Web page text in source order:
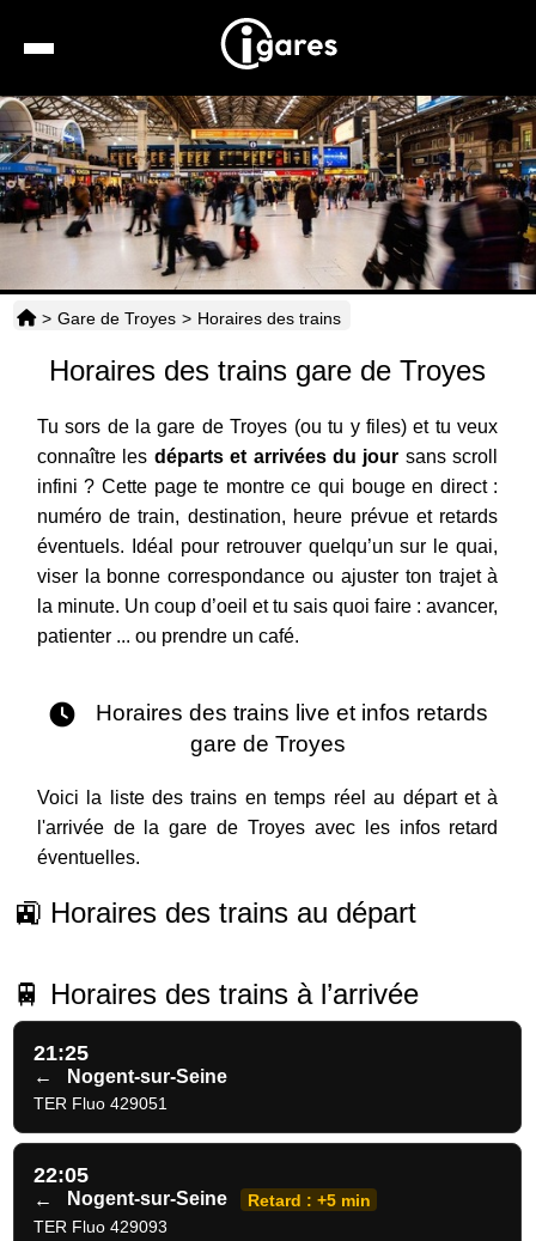
Recherche
Location de voiture
Hôtels
Horaires
> Gare de Troyes > Horaires des trains
Horaires des trains gare de Troyes
Tu sors de la gare de Troyes (ou tu y files) et tu veux
connaître les départs et arrivées du jour sans scroll
infini ? Cette page te montre ce qui bouge en direct :
numéro de train, destination, heure prévue et retards
éventuels. Idéal pour retrouver quelqu’un sur le quai,
viser la bonne correspondance ou ajuster ton trajet à
la minute. Un coup d’oeil et tu sais quoi faire : avancer,
patienter ... ou prendre un café.
Horaires des trains live et infos retards
gare de Troyes
Voici la liste des trains en temps réel au départ et à
l'arrivée de la gare de Troyes avec les infos retard
éventuelles.
🚉 Horaires des trains au départ
🚆 Horaires des trains à l’arrivée
21:25
← Nogent-sur-Seine
TER Fluo 429051
22:05
← Nogent-sur-Seine
Retard : +5 min
TER Fluo 429093